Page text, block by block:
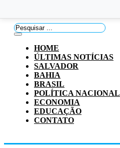
Pesquisar
...
HOME
ÚLTIMAS NOTÍCIAS
SALVADOR
BAHIA
BRASIL
POLÍTICA NACIONAL
ECONOMIA
EDUCAÇÃO
CONTATO